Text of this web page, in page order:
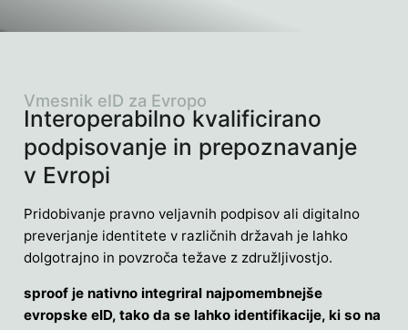
Interoperabilno kvalificirano
podpisovanje in prepoznavanje
v Evropi
Vmesnik eID za Evropo
Pridobivanje pravno veljavnih podpisov ali digitalno
preverjanje identitete v različnih državah je lahko
dolgotrajno in povzroča težave z združljivostjo.
sproof je nativno integriral najpomembnejše
evropske eID, tako da se lahko identifikacije, ki so na